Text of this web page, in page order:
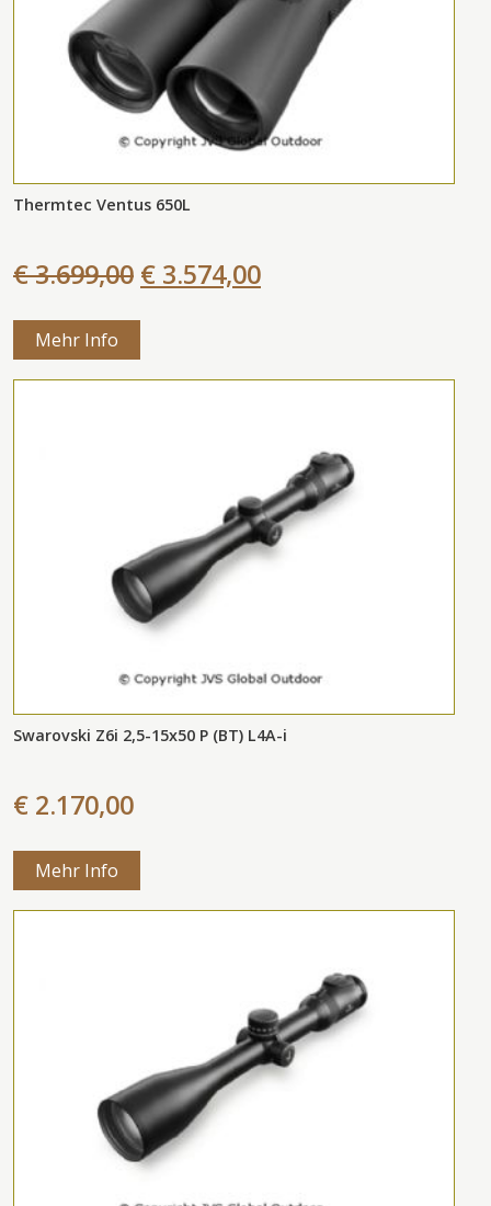
Thermtec Ventus 650L
€ 3.699,00 € 3.574,00
Mehr Info
Swarovski Z6i 2,5-15x50 P (BT) L4A-i
€ 2.170,00
Mehr Info